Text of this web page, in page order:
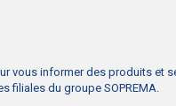
vous informer des produits et
filiales du groupe SOPREMA.